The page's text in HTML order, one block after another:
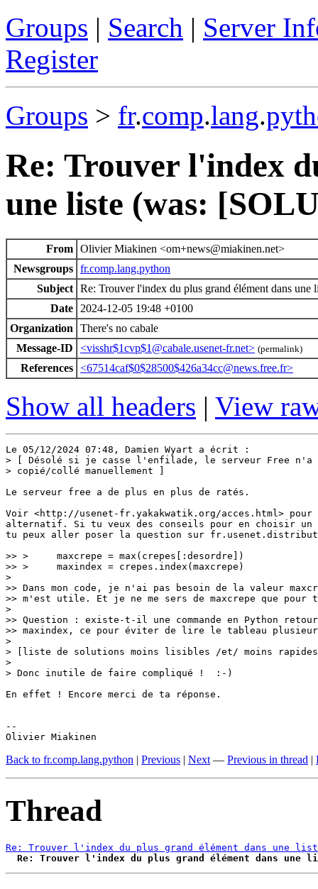
Groups | Search | Server
Register
Groups > fr.comp.lang.
Re: Trouver l'index
une liste (was:
From Olivier Miakinen <om+news@miakinen.net>
Newsgroups fr.comp.lang.python
Subject Re: Trouver l'index du plus grand élément dans
Date
2024-12-05 19:48 +0100
Organization
There's no cabale
Message-ID
<visshr$1cvp$1@cabale.usenet-fr.net> (permalink)
References <67514caf$0$28500$426a34cc@news.free.fr>
Show all headers | View
Le 05/12/2024 07:48, Damien Wyart a écrit :
> [ Désolé si je casse l'enfilade, le serveur Free n'a
> copié/collé manuellement ]
Le serveur free a de plus en plus de ratés.
Voir <http://usenet-fr.yakakwatik.org/acces.html>
alternatif. Si tu veux des conseils pour en choisir
tu peux aller poser la question sur
>> >     maxcrepe = max(crepes[:desordre])
>> >     maxindex = crepes.index(maxcrepe)
>
>> Dans mon code, je n'ai pas besoin de la valeur
>> m'est utile. Et je ne me sers de maxcrepe que pour
>
>> Question : existe-t-il une commande en Python
>> maxindex, ce pour éviter de lire le tableau
>
> [liste de solutions moins lisibles /et/ moins
>
> Donc inutile de faire compliqué !  :-)
En effet ! Encore merci de ta réponse.
--
Olivier Miakinen
Back to fr.comp.lang.python | Previous | Next — Previous in thread |
Thread
Re: Trouver l'index du plus grand élément dans une
Re: Trouver l'index du plus grand élément dans une